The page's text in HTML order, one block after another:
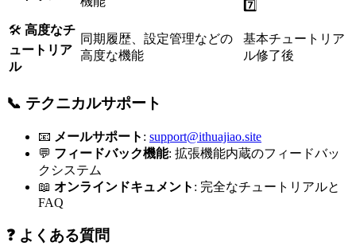
7️⃣
🛠️ 高度なチ
ュートリア
ル
同期履歴、設定管理などの
高度な機能
基本チュートリア
ル修了後
📞 テクニカルサポート
📧 メールサポート : support@ithuajiao.site
💬 フィードバック機能: 拡張機能内蔵のフィードバッ
クシステム
📖 オンラインドキュメント : 完全なチュートリアルと
FAQ
❓ よくある質問